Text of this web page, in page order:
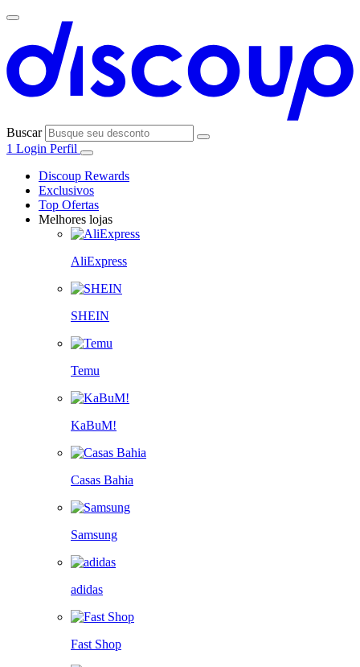
Buscar
1 Login Perfil
Discoup Rewards
Exclusivos
Top Ofertas
Melhores lojas
AliExpress
SHEIN
Temu
KaBuM!
Casas Bahia
Samsung
adidas
Fast Shop